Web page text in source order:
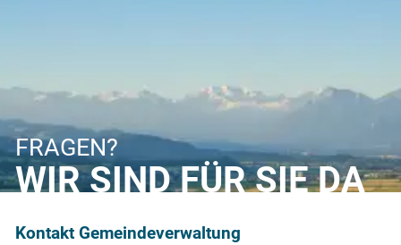
FRAGEN?
WIR SIND FÜR SIE DA
Kontakt Gemeindeverwaltung